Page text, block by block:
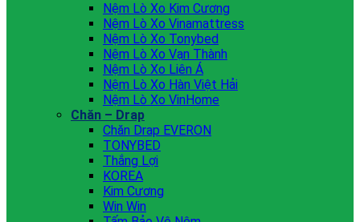
Nệm Lò Xo Kim Cương
Nệm Lò Xo Vinamattress
Nệm Lò Xo Tonybed
Nệm Lò Xo Vạn Thành
Nệm Lò Xo Liên Á
Nệm Lò Xo Hàn Việt Hải
Nệm Lò Xo VinHome
Chăn – Drap
Chăn Drap EVERON
TONYBED
Thắng Lợi
KOREA
Kim Cương
Win Win